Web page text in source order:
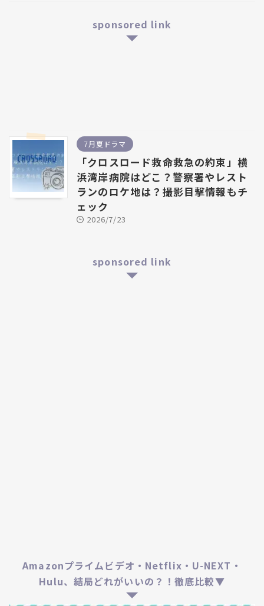
sponsored link
7月夏ドラマ
「クロスロード救命救急の約束」横
浜湾岸病院はどこ？警察署やレスト
ランのロケ地は？撮影目撃情報もチ
ェック
2026/7/23
sponsored link
Amazonプライムビデオ・Netflix・U-NEXT・
Hulu、結局どれがいいの？！徹底比較▼